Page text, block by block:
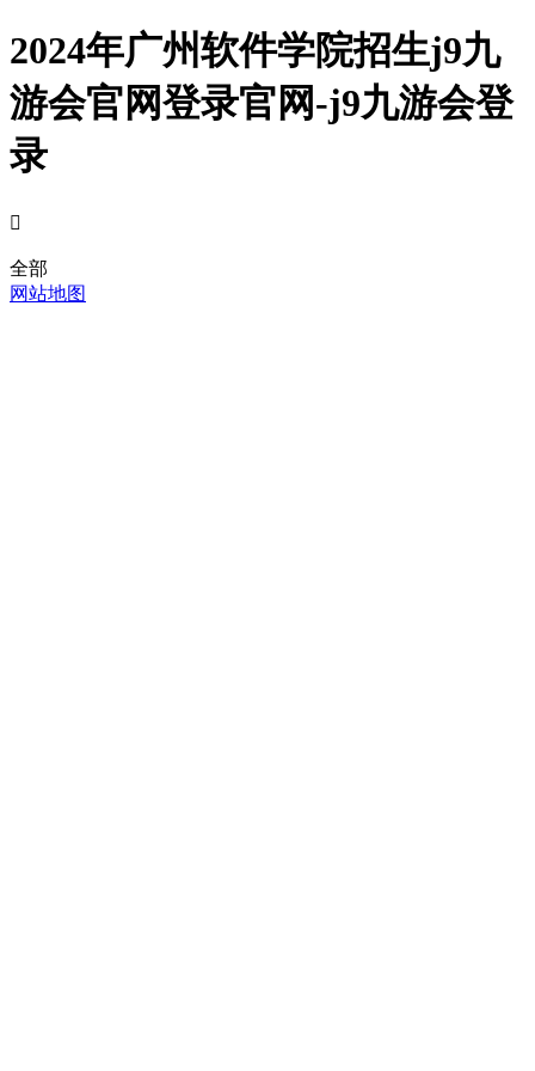
2024年广州软件学院招生j9九
游会官网登录官网-j9九游会登
录

全部
网站地图